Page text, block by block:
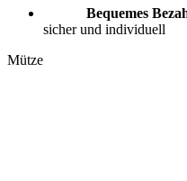
Bequemes
sicher und individuell
Mütze